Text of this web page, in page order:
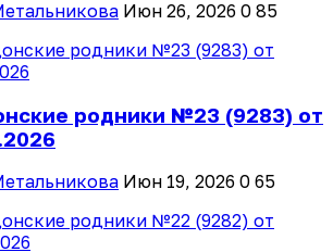
Июн 26, 2026 0 85
родники №23 (9283) от
Июн 19, 2026 0 65